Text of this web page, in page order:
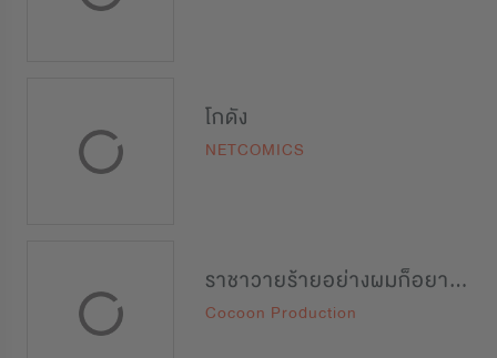
โกดัง
NETCOMICS
ราชาวายร้ายอย่างผมก็อยากจะรอดในเกมจีบหนุ่มนะครับ
Cocoon Production